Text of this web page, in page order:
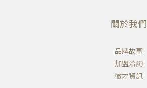
關於我們
品牌故事
加盟洽詢
徵才資訊